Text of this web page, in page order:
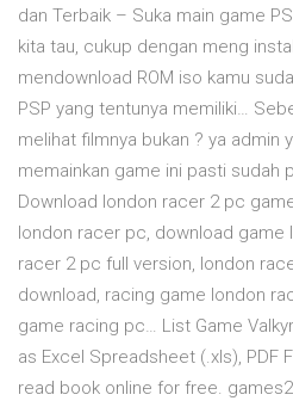
dan Terbaik – Suka main game
kita tau, cukup dengan meng
mendownload ROM iso kamu
PSP yang tentunya memiliki…
melihat filmnya bukan ? ya admin
memainkan game ini pasti sudah
Download london racer 2 pc
london racer pc, download
racer 2 pc full version, london
download, racing game london
game racing pc… List Game
as Excel Spreadsheet (.xls), PDF
read book online for free.